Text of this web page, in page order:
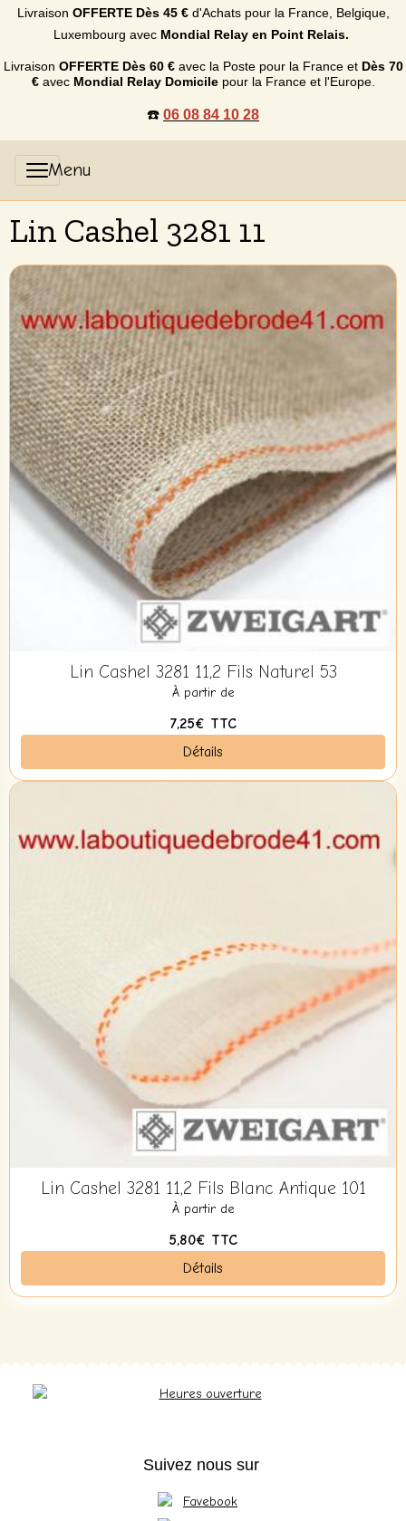
Livraison OFFERTE Dès 45 €d'Achats pour la France, Belgique,
Luxembourg avec Mondial Relay en Point Relais.
Livraison OFFERTE Dès 60 €avec la Poste pour la France et Dès 70
€avec Mondial Relay Domicilepour la France et l'Europe.
☎️ 06 08 84 10 28
Lin Cashel 3281 11
Lin Cashel 3281 11,2 Fils Naturel 53
À partir de
7,25€ TTC
Détails
Lin Cashel 3281 11,2 Fils Blanc Antique 101
À partir de
5,80€ TTC
Détails
Suivez nous sur